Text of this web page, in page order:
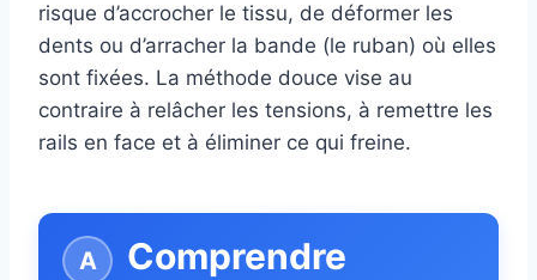
risque d’accrocher le tissu, de déformer les
dents ou d’arracher la bande (le ruban) où elles
sont fixées. La méthode douce vise au
contraire à relâcher les tensions, à remettre les
rails en face et à éliminer ce qui freine.
Comprendre